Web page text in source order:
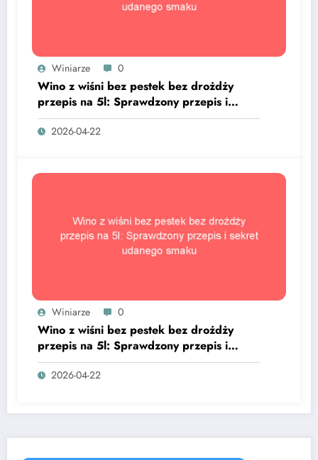
Winiarze 0
Wino z wiśni bez pestek bez drożdży
przepis na 5l: Sprawdzony przepis i
sekret udanego smaku
2026-04-22
Winiarze 0
Wino z wiśni bez pestek bez drożdży
przepis na 5l: Sprawdzony przepis i
sekret udanego smaku
2026-04-22